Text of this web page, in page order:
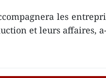
les
et leurs affaires,